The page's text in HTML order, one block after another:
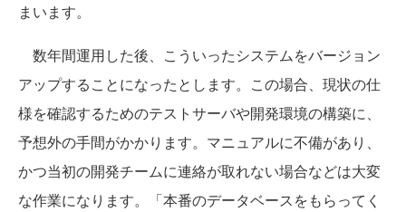
まいます。
数年間運用した後、こういったシステムをバージョン
アップすることになったとします。この場合、現状の仕
様を確認するためのテストサーバや開発環境の構築に、
予想外の手間がかかります。マニュアルに不備があり、
かつ当初の開発チームに連絡が取れない場合などは大変
な作業になります。「本番のデータベースをもらってく